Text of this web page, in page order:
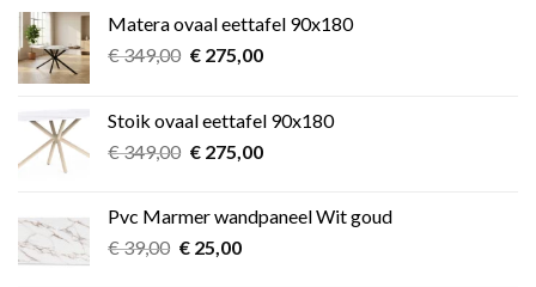
Matera ovaal eettafel 90x180
€349,00 Oorspronkelijke
€ 349,00.
€275,00Huidige
€ 275,00.
Stoik ovaal eettafel 90x180
€349,00 Oorspronkelijke
€ 349,00.
€275,00Huidige
€ 275,00.
Pvc Marmer wandpaneel Wit goud
€39,00 Oorspronkelijke
€25,00Huidige